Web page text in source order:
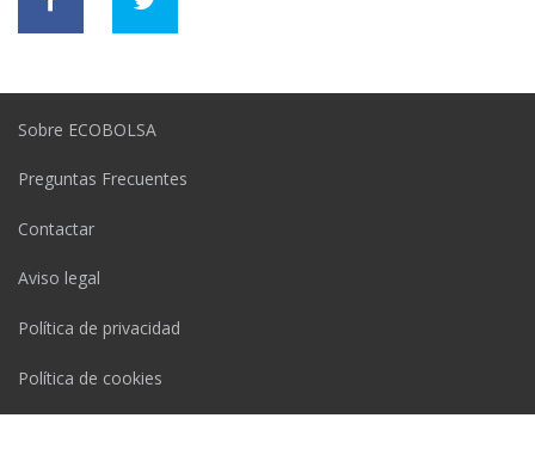
Sobre ECOBOLSA
Preguntas Frecuentes
Contactar
Aviso legal
Política de privacidad
Política de cookies